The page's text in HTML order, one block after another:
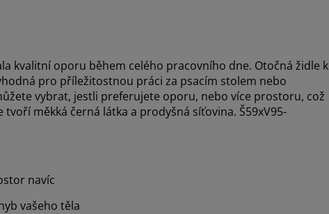
kvalitní oporu během celého pracovního dne. Otočná židle k
pro příležitostnou práci za psacím stolem nebo
vybrat, jestli preferujete oporu, nebo více prostoru, což
měkká černá látka a prodyšná síťovina. Š59xV95-
navíc
vašeho těla